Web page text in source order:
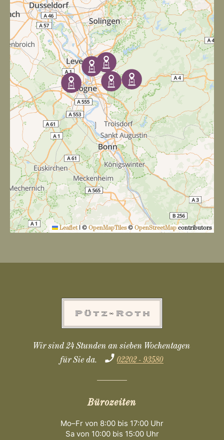
Leaflet | © OpenMapTiles© OpenStreetMap contributors
Wir sind 24 Stunden an sieben Wochentagen
für Sie da.
02202 - 93580
Bürozeiten
Mo–Fr von 8:00 bis 17:00 Uhr
Sa von 10:00 bis 15:00 Uhr